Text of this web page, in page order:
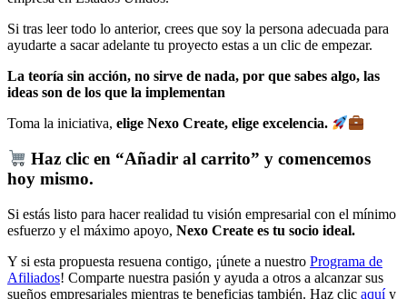
Si tras leer todo lo anterior, crees que soy la persona adecuada para
ayudarte a sacar adelante tu proyecto estas a un clic de empezar.
La teoría sin acción, no sirve de nada, por que sabes algo, las
ideas son de los que la implementan
Toma la iniciativa, elige Nexo Create, elige excelencia.
Haz clic en “Añadir al carrito” y comencemos
hoy mismo.
Si estás listo para hacer realidad tu visión empresarial con el mínimo
esfuerzo y el máximo apoyo, Nexo Create es tu socio ideal.
Y si esta propuesta resuena contigo, ¡únete a nuestro Programa de
Afiliados! Comparte nuestra pasión y ayuda a otros a alcanzar sus
sueños empresariales mientras te beneficias también. Haz clic aquíy